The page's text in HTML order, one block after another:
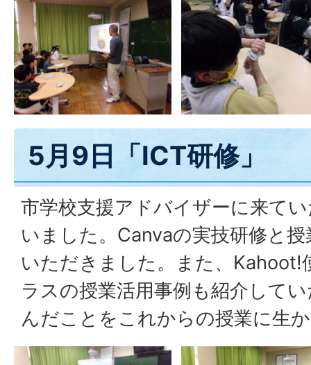
5月9日「ICT研修」
市学校支援アドバイザーに来て
いました。Canvaの実技研修と
いただきました。また、Kahoot!
ラスの授業活用事例も紹介して
んだことをこれからの授業に生